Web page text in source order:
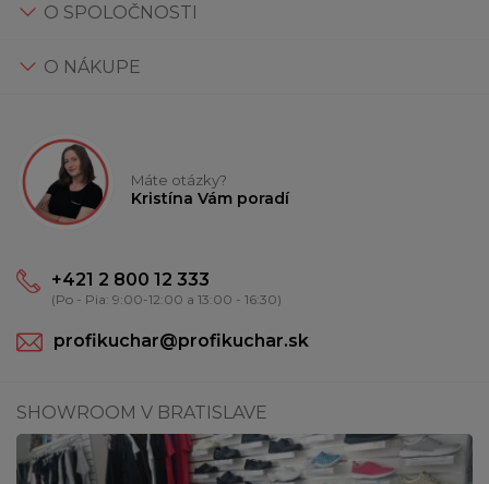
O SPOLOČNOSTI
O NÁKUPE
Máte otázky?
Kristína Vám poradí
+421 2 800 12 333
(Po - Pia: 9:00-12:00 a 13:00 - 16:30)
profikuchar@profikuchar.sk
SHOWROOM V BRATISLAVE